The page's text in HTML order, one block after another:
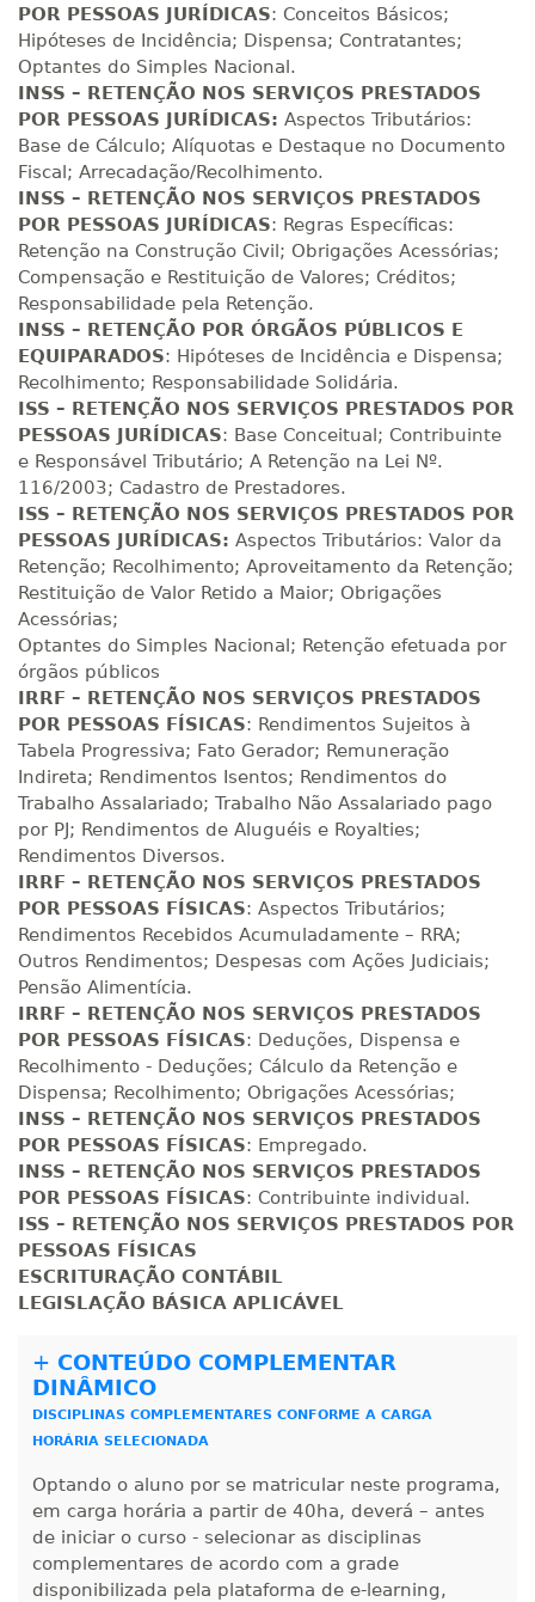
420 H 53 dias 150dias
R$ 2.759,28
Matricular
440 H 55dias 150dias
R$ 2.917,32
POR PESSOAS JURÍDICAS: Conceitos Básicos;
Hipóteses de Incidência; Dispensa; Contratantes;
Optantes do Simples Nacional.
INSS – RETENÇÃO NOS SERVIÇOS PRESTADOS
POR PESSOAS JURÍDICAS: Aspectos Tributários:
Base de Cálculo; Alíquotas e Destaque no Documento
Fiscal; Arrecadação/Recolhimento.
INSS – RETENÇÃO NOS SERVIÇOS PRESTADOS
POR PESSOAS JURÍDICAS: Regras Específicas:
Retenção na Construção Civil; Obrigações Acessórias;
Compensação e Restituição de Valores; Créditos;
Responsabilidade pela Retenção.
INSS – RETENÇÃO POR ÓRGÃOS PÚBLICOS E
EQUIPARADOS: Hipóteses de Incidência e Dispensa;
Recolhimento; Responsabilidade Solidária.
ISS – RETENÇÃO NOS SERVIÇOS PRESTADOS POR
PESSOAS JURÍDICAS: Base Conceitual; Contribuinte
e Responsável Tributário; A Retenção na Lei Nº.
116/2003; Cadastro de Prestadores.
ISS – RETENÇÃO NOS SERVIÇOS PRESTADOS POR
PESSOAS JURÍDICAS: Aspectos Tributários: Valor da
Retenção; Recolhimento; Aproveitamento da Retenção;
Restituição de Valor Retido a Maior; Obrigações
Acessórias;
Optantes do Simples Nacional; Retenção efetuada por
órgãos públicos
IRRF – RETENÇÃO NOS SERVIÇOS PRESTADOS
POR PESSOAS FÍSICAS: Rendimentos Sujeitos à
Tabela Progressiva; Fato Gerador; Remuneração
Indireta; Rendimentos Isentos; Rendimentos do
Trabalho Assalariado; Trabalho Não Assalariado pago
por PJ; Rendimentos de Aluguéis e Royalties;
Rendimentos Diversos.
IRRF – RETENÇÃO NOS SERVIÇOS PRESTADOS
POR PESSOAS FÍSICAS: Aspectos Tributários;
Rendimentos Recebidos Acumuladamente – RRA;
Outros Rendimentos; Despesas com Ações Judiciais;
Pensão Alimentícia.
IRRF – RETENÇÃO NOS SERVIÇOS PRESTADOS
POR PESSOAS FÍSICAS: Deduções, Dispensa e
Recolhimento - Deduções; Cálculo da Retenção e
Dispensa; Recolhimento; Obrigações Acessórias;
INSS – RETENÇÃO NOS SERVIÇOS PRESTADOS
POR PESSOAS FÍSICAS: Empregado.
INSS – RETENÇÃO NOS SERVIÇOS PRESTADOS
POR PESSOAS FÍSICAS: Contribuinte individual.
ISS – RETENÇÃO NOS SERVIÇOS PRESTADOS POR
PESSOAS FÍSICAS
ESCRITURAÇÃO CONTÁBIL
LEGISLAÇÃO BÁSICA APLICÁVEL
+ CONTEÚDO COMPLEMENTAR
DINÂMICO
DISCIPLINAS COMPLEMENTARES CONFORME A CARGA
HORÁRIA SELECIONADA
Optando o aluno por se matricular neste programa,
em carga horária a partir de 40ha, deverá – antes
de iniciar o curso - selecionar as disciplinas
complementares de acordo com a grade
disponibilizada pela plataforma de e-learning,